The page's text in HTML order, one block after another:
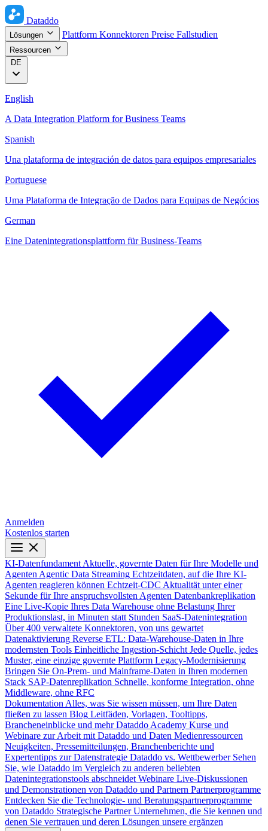
Dataddo
Lösungen Plattform Konnektoren Preise Fallstudien
Ressourcen
DE
English
A Data Integration Platform for Business Teams
Spanish
Una plataforma de integración de datos para equipos empresariales
Portuguese
Uma Plataforma de Integração de Dados para Equipas de Negócios
German
Eine Datenintegrationsplattform für Business-Teams
Anmelden
Kostenlos starten
KI-Datenfundament Aktuelle, governte Daten für Ihre Modelle und
Agenten Agentic Data Streaming Echtzeitdaten, auf die Ihre KI-
Agenten reagieren können Echtzeit-CDC Aktualität unter einer
Sekunde für Ihre anspruchsvollsten Agenten Datenbankreplikation
Eine Live-Kopie Ihres Data Warehouse ohne Belastung Ihrer
Produktionslast, in Minuten statt Stunden SaaS-Datenintegration
Über 400 verwaltete Konnektoren, von uns gewartet
Datenaktivierung Reverse ETL: Data-Warehouse-Daten in Ihre
modernsten Tools Einheitliche Ingestion-Schicht Jede Quelle, jedes
Muster, eine einzige governte Plattform Legacy-Modernisierung
Bringen Sie On-Prem- und Mainframe-Daten in Ihren modernen
Stack SAP-Datenreplikation Schnelle, konforme Integration, ohne
Middleware, ohne RFC
Dokumentation Alles, was Sie wissen müssen, um Ihre Daten
fließen zu lassen Blog Leitfäden, Vorlagen, Tooltipps,
Brancheneinblicke und mehr Dataddo Academy Kurse und
Webinare zur Arbeit mit Dataddo und Daten Medienressourcen
Neuigkeiten, Pressemitteilungen, Branchenberichte und
Expertentipps zur Datenstrategie Dataddo vs. Wettbewerber Sehen
Sie, wie Dataddo im Vergleich zu anderen beliebten
Datenintegrationstools abschneidet Webinare Live-Diskussionen
und Demonstrationen von Dataddo und Partnern Partnerprogramme
Entdecken Sie die Technologie- und Beratungspartnerprogramme
von Dataddo Strategische Partner Unternehmen, die Sie kennen und
denen Sie vertrauen und deren Lösungen unsere ergänzen